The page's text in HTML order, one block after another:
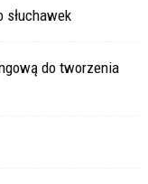
słuchawek
do tworzenia